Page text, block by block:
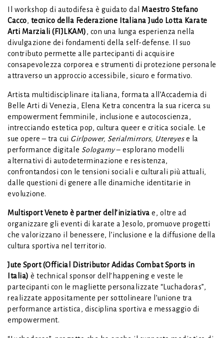
Il workshop di autodifesa è guidato dal Maestro Stefano
Cacco, tecnico della Federazione Italiana Judo Lotta Karate
Arti Marziali (FIJLKAM), con una lunga esperienza nella
divulgazione dei fondamenti della self-defense. Il suo
contributo permette alle partecipanti di acquisire
consapevolezza corporea e strumenti di protezione personale
attraverso un approccio accessibile, sicuro e formativo.
Artista multidisciplinare italiana, formata all’Accademia di
Belle Arti di Venezia, Elena Ketra concentra la sua ricerca su
empowerment femminile, inclusione e autocoscienza,
intrecciando estetica pop, cultura queer e critica sociale. Le
sue opere – tra cui Girlpower, Serialmirrors, Utereyese la
performance digitale Sologamy– esplorano modelli
alternativi di autodeterminazione e resistenza,
confrontandosi con le tensioni sociali e culturali più attuali,
dalle questioni di genere alle dinamiche identitarie in
evoluzione.
Multisport Veneto è partner dell’iniziativa e, oltre ad
organizzare gli eventi di karate a Jesolo, promuove progetti
che valorizzano il benessere, l’inclusione e la diffusione della
cultura sportiva nel territorio.
Jute Sport (Official Distributor Adidas Combat Sports in
Italia) è technical sponsor dell’happening e veste le
partecipanti con le magliette personalizzate “Luchadoras”,
realizzate appositamente per sottolineare l’unione tra
performance artistica, disciplina sportiva e messaggio di
empowerment.